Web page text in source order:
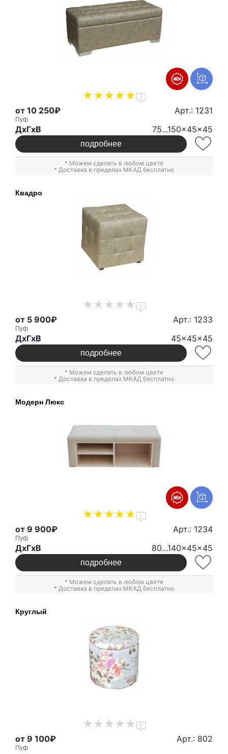
3
от 10 250₽ Арт.: 1231
Пуф
ДxГxВ 75...150x45x45
подробнее
* Можем сделать в любом цвете
* Доставка в пределах МКАД бесплатно
Квадро
0
от 5 900₽ Арт.: 1233
Пуф
ДxГxВ 45x45x45
подробнее
* Можем сделать в любом цвете
* Доставка в пределах МКАД бесплатно
Модерн Люкс
1
от 9 900₽ Арт.: 1234
Пуф
ДxГxВ 80...140x45x45
подробнее
* Можем сделать в любом цвете
* Доставка в пределах МКАД бесплатно
Круглый
0
от 9 100₽ Арт.: 802
Пуф